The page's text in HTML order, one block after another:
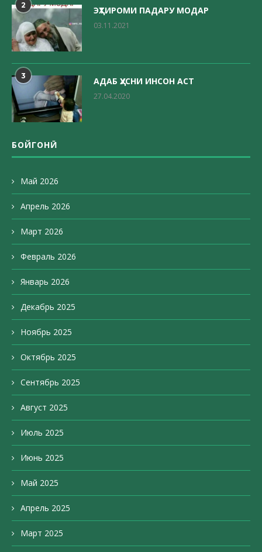
2 ЭҲТИРОМИ ПАДАРУ МОДАР
03.11.2021
3 АДАБ ҲУСНИ ИНСОН АСТ
27.04.2020
БОЙГОНӢ
Май 2026
Апрель 2026
Март 2026
Февраль 2026
Январь 2026
Декабрь 2025
Ноябрь 2025
Октябрь 2025
Сентябрь 2025
Август 2025
Июль 2025
Июнь 2025
Май 2025
Апрель 2025
Март 2025